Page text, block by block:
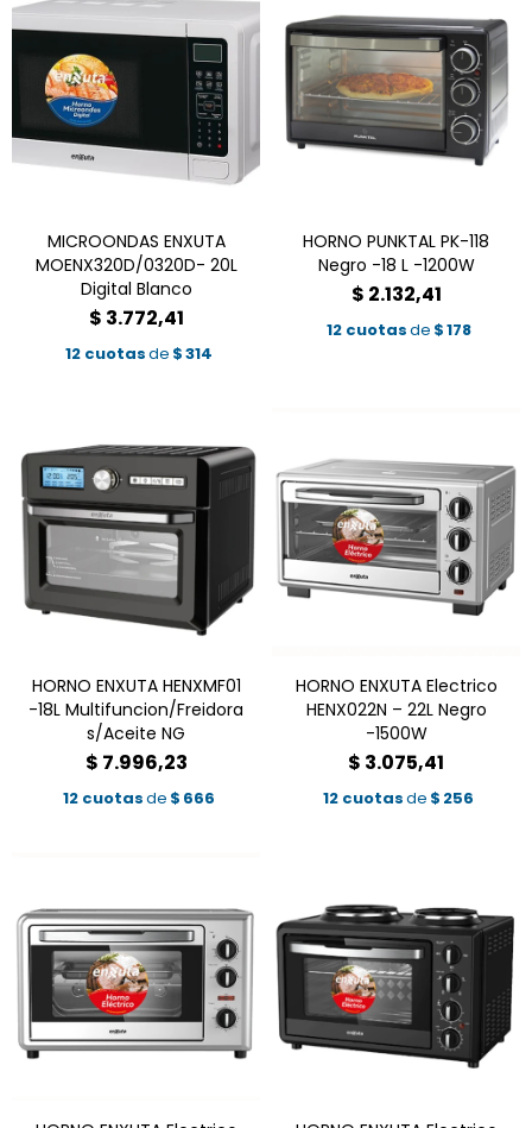
MICROONDAS ENXUTA
MOENX320D/0320D- 20L
Digital Blanco
$ 3.772,41
12 cuotasde $314
HORNO PUNKTAL PK-118
Negro -18 L -1200W
$ 2.132,41
12 cuotasde $178
HORNO ENXUTA HENXMF01
-18L Multifuncion/Freidora
s/Aceite NG
$ 7.996,23
12 cuotasde $ 666
HORNO ENXUTA Electrico
HENX022N – 22L Negro
-1500W
$ 3.075,41
12 cuotasde $ 256